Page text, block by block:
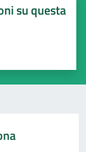
su questa